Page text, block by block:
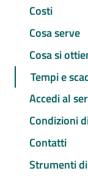
Costi
Cosa serve
Cosa si
Tempi e
Accedi al
Condizioni
Contatti
Strumenti